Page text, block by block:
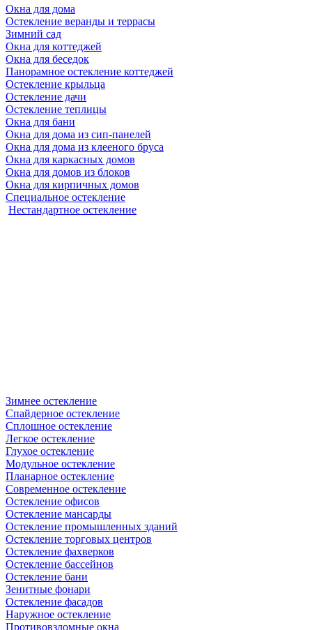
Окна для дома
Остекление веранды и террасы
Зимний сад
Окна для коттеджей
Окна для беседок
Панорамное остекление коттеджей
Остекление крыльца
Остекление дачи
Остекление теплицы
Окна для бани
Окна для дома из сип-панелей
Окна для дома из клееного бруса
Окна для каркасных домов
Окна для домов из блоков
Окна для кирпичных домов
Специальное остекление
Нестандартное остекление
Зимнее остекление
Спайдерное остекление
Сплошное остекление
Легкое остекление
Глухое остекление
Модульное остекление
Планарное остекление
Современное остекление
Остекление офисов
Остекление мансарды
Остекление промышленных зданий
Остекление торговых центров
Остекление фахверков
Остекление бассейнов
Остекление бани
Зенитные фонари
Остекление фасадов
Наружное остекление
Противовзломные окна